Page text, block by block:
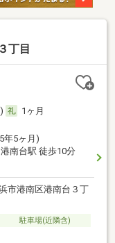
丁目
1ヶ月
年5ヶ月)
南台駅 徒歩10分
市港南区港南台３丁
駐車場(近隣含)